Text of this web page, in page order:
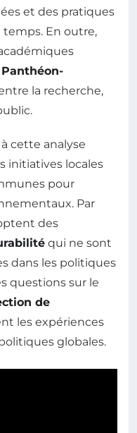
et des pratiques
En outre,
Panthéon-
la recherche,
cette analyse
initiatives locales
pour
Par
des
qui ne sont
dans les politiques
questions sur le
de
les expériences
globales.